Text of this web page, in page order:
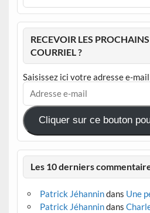
RECEVOIR LES
COURRIEL ?
Saisissez ici votre adresse e-mail
Adresse
mail
Cliquer sur ce bouton
Les 10 derniers
Patrick Jéhannindans Une
Patrick Jéhannindans